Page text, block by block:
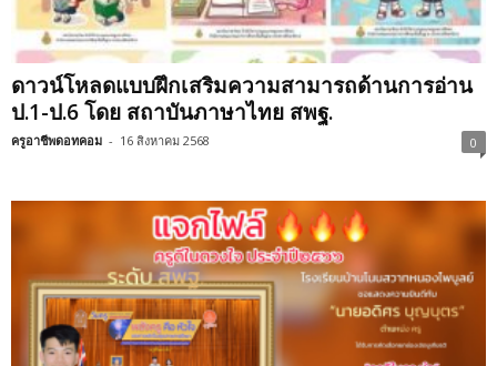
ดาวน์โหลดแบบฝึกเสริมความสามารถด้านการอ่าน
ป.1-ป.6 โดย สถาบันภาษาไทย สพฐ.
ครูอาชีพดอทคอม - 16 สิงหาคม 2568 0